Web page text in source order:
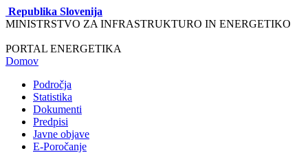
Republika Slovenija
MINISTRSTVO ZA INFRASTRUKTURO IN ENERGETIKO
PORTAL ENERGETIKA
Domov
Področja
Statistika
Dokumenti
Predpisi
Javne objave
E-Poročanje